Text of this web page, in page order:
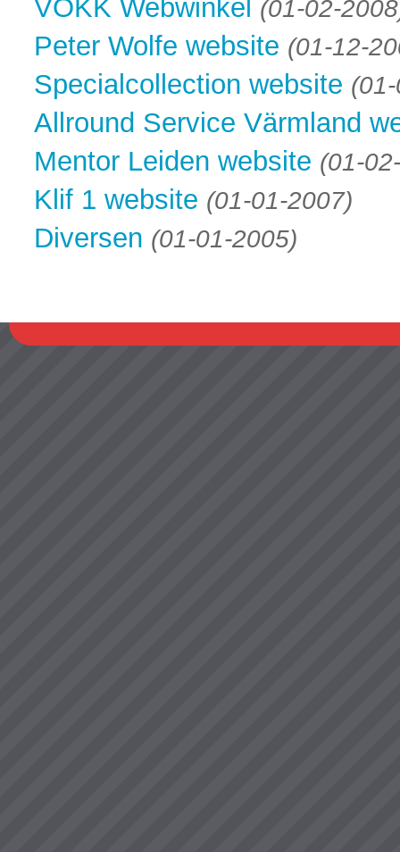
VOKK Webwinkel (01-02-
Peter Wolfe website (01-12-
Specialcollection website
Allround Service Värmland
Mentor Leiden website (01-
Klif 1 website (01-01-2007)
Diversen (01-01-2005)